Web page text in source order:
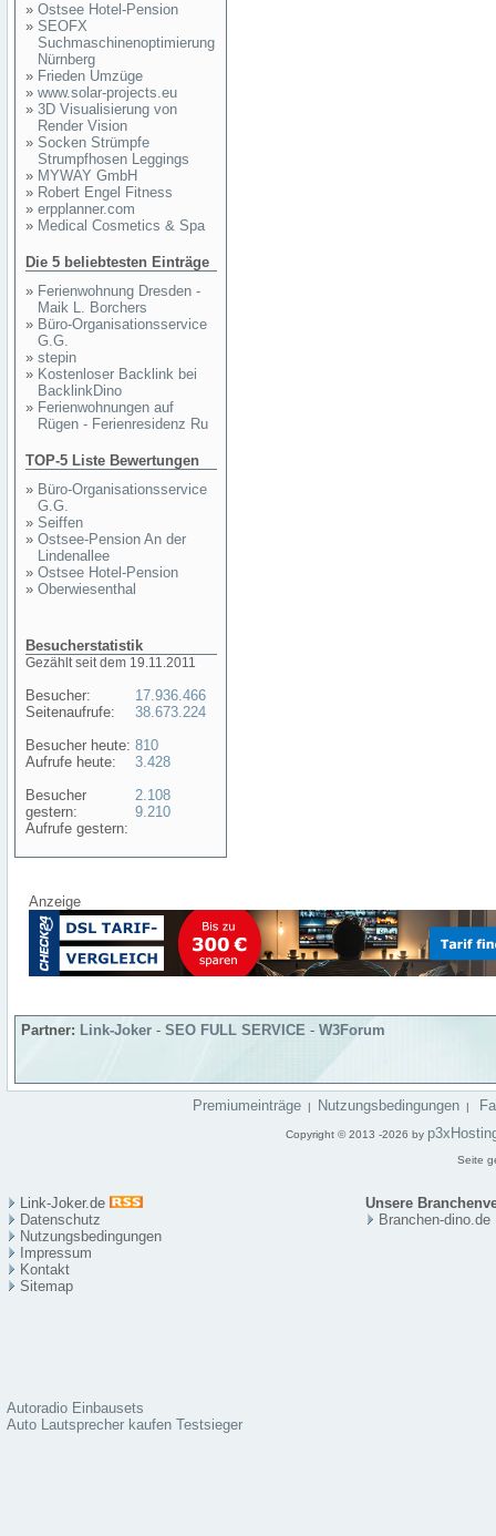
» Ostsee Hotel-Pension
» SEOFX
Suchmaschinenoptimierung
Nürnberg
» Frieden Umzüge
» www.solar-projects.eu
» 3D Visualisierung von
Render Vision
» Socken Strümpfe
Strumpfhosen Leggings
» MYWAY GmbH
» Robert Engel Fitness
» erpplanner.com
» Medical Cosmetics & Spa
Die 5 beliebtesten Einträge
» Ferienwohnung Dresden -
Maik L. Borchers
» Büro-Organisationsservice
G.G.
» stepin
» Kostenloser Backlink bei
BacklinkDino
» Ferienwohnungen auf
Rügen - Ferienresidenz Ru
TOP-5 Liste Bewertungen
» Büro-Organisationsservice
G.G.
» Seiffen
» Ostsee-Pension An der
Lindenallee
» Ostsee Hotel-Pension
» Oberwiesenthal
Besucherstatistik
Gezählt seit dem 19.11.2011
Besucher:
Seitenaufrufe:
Besucher heute:
Aufrufe heute:
Besucher
gestern:
Aufrufe gestern:
17.936.466
38.673.224
810
3.428
2.108
9.210
Anzeige
Partner: Link-Joker - SEO FULL SERVICE - W3Forum
Premiumeinträge | Nutzungsbedingungen |
Copyright © 2013 -2026 by
Seite
Link-Joker.de
Unsere
Datenschutz
Nutzungsbedingungen
Impressum
Kontakt
Sitemap
Branchen-dino.de
Autoradio Einbausets
Auto Lautsprecher kaufen Testsieger